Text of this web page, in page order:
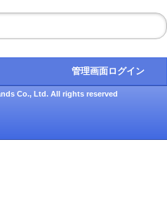
管理画面ログイン
Co., Ltd. All rights reserved